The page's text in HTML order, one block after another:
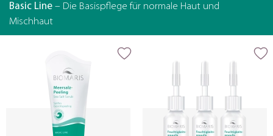
Basic Line – Die Basispflege für normale Haut und
Mischhaut